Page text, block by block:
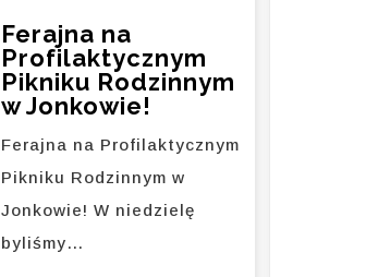
Ferajna na
Profilaktycznym
Pikniku Rodzinnym
w Jonkowie!
Ferajna na Profilaktycznym
Pikniku Rodzinnym w
Jonkowie! W niedzielę
byliśmy…